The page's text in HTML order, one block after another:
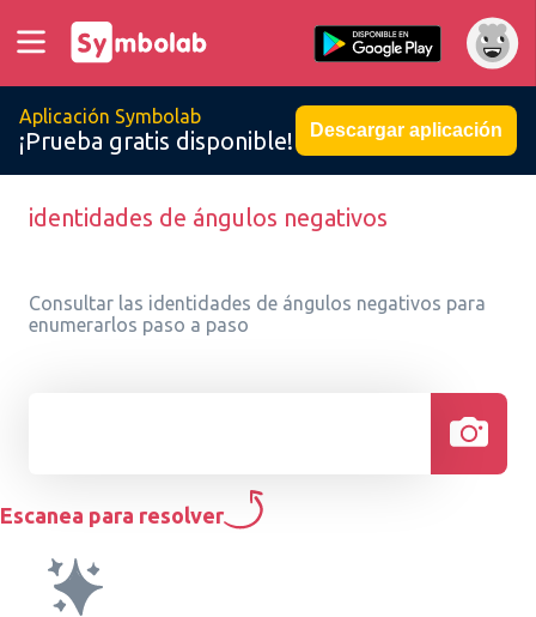
Aplicación Symbolab
¡Prueba gratis disponible! Descargar aplicación
identidades de ángulos negativos
Consultar las identidades de ángulos negativos para
enumerarlos paso a paso
Escanea para resolver